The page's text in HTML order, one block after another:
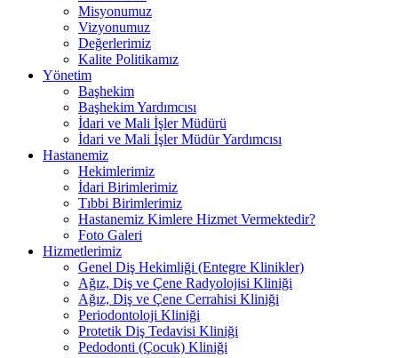
Misyonumuz
Vizyonumuz
Değerlerimiz
Kalite Politikamız
Yönetim
Başhekim
Başhekim Yardımcısı
İdari ve Mali İşler Müdürü
İdari ve Mali İşler Müdür Yardımcısı
Hastanemiz
Hekimlerimiz
İdari Birimlerimiz
Tıbbi Birimlerimiz
Hastanemiz Kimlere Hizmet Vermektedir?
Foto Galeri
Hizmetlerimiz
Genel Diş Hekimliği (Entegre Klinikler)
Ağız, Diş ve Çene Radyolojisi Kliniği
Ağız, Diş ve Çene Cerrahisi Kliniği
Periodontoloji Kliniği
Protetik Diş Tedavisi Kliniği
Pedodonti (Çocuk) Kliniği